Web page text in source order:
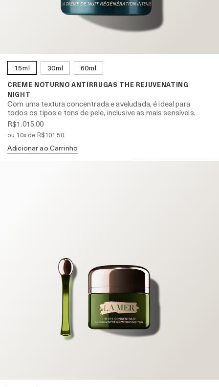
15ml 30ml 60ml
CREME NOTURNO ANTIRRUGAS THE REJUVENATING
NIGHT
Com uma textura concentrada e aveludada, é ideal para
todos os tipos e tons de pele, inclusive as mais sensíveis.
R$1.015,00
ou 10x de R$101,50
Adicionar ao Carrinho